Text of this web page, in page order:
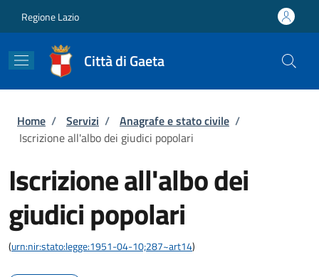
Regione Lazio
Città di Gaeta
Briciole di pane
Home / Servizi / Anagrafe e stato civile /
Iscrizione all'albo dei giudici popolari
Iscrizione all'albo dei
giudici popolari
(urn:nir:stato:legge:1951-04-10;287~art14)